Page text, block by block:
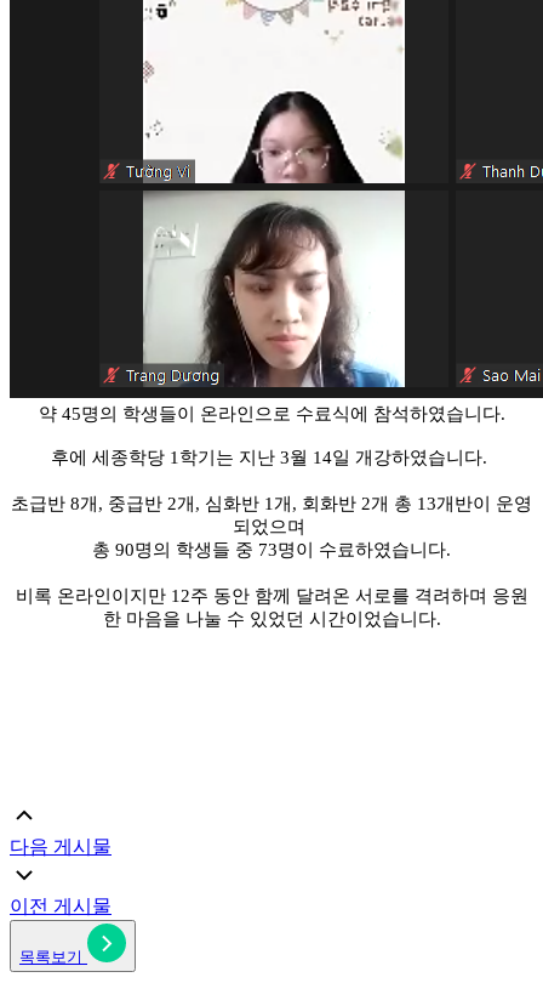
약 45명의 학생들이 온라인으로 수료식에 참석하였습니다.
후에 세종학당 1학기는 지난 3월 14일 개강하였습니다.
초급반 8개, 중급반 2개, 심화반 1개, 회화반 2개 총 13개반이 운영
되었으며
총 90명의 학생들 중 73명이 수료하였습니다.
비록 온라인이지만 12주 동안 함께 달려온 서로를 격려하며 응원
한 마음을 나눌 수 있었던 시간이었습니다.
다음 게시물
이전 게시물
목록보기